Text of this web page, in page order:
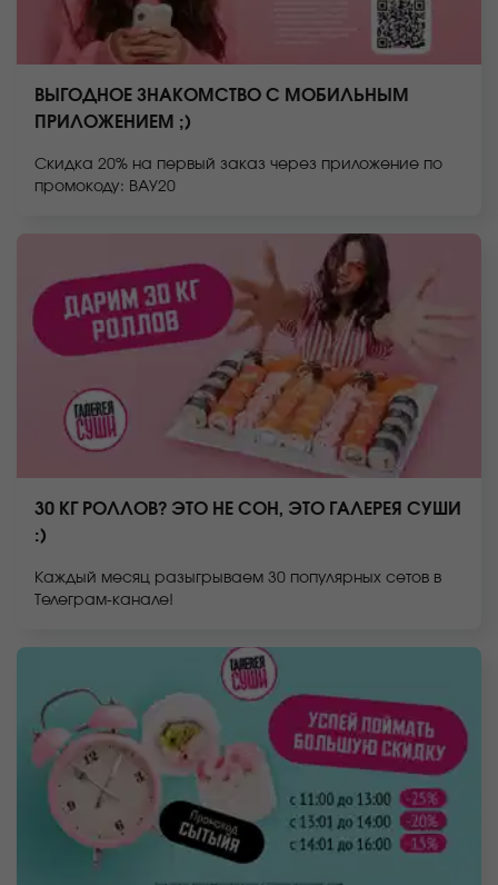
ВЫГОДНОЕ ЗНАКОМСТВО С МОБИЛЬНЫМ
ПРИЛОЖЕНИЕМ ;)
Скидка 20% на первый заказ через приложение по
промокоду: ВАУ20
30 КГ РОЛЛОВ? ЭТО НЕ СОН, ЭТО ГАЛЕРЕЯ СУШИ
:)
Каждый месяц разыгрываем 30 популярных сетов в
Телеграм-канале!